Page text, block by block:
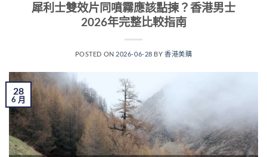
犀利士雙效片同噴霧應該點揀？香港男士
2026年完整比較指南
POSTED ON 2026-06-28 BY香港美購
28
6 月